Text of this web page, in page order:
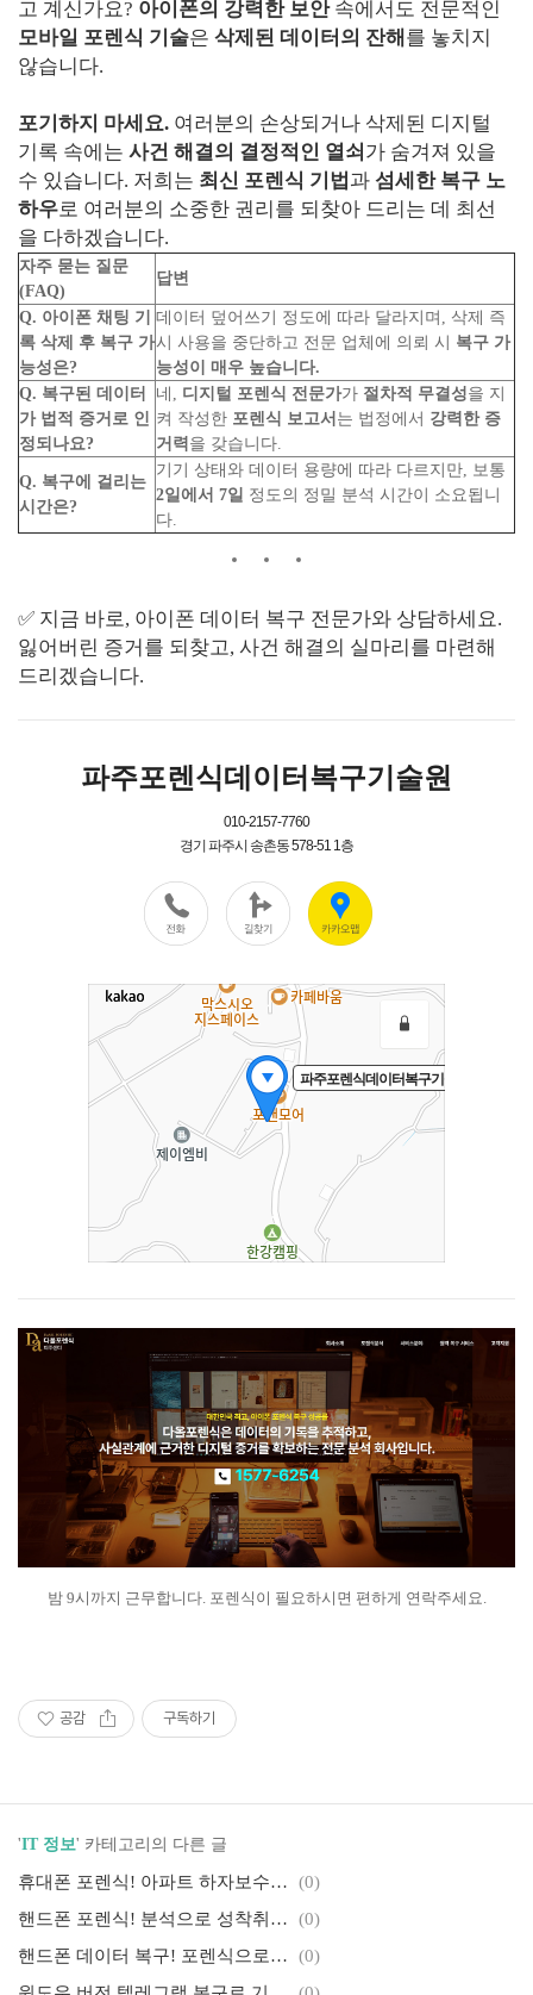
고 계신가요? 아이폰의 강력한 보안속에서도 전문적인
모바일 포렌식 기술은 삭제된 데이터의 잔해 를 놓치지
않습니다.
포기하지 마세요. 여러분의 손상되거나 삭제된 디지털
기록 속에는 사건 해결의 결정적인 열쇠 가 숨겨져 있을
수 있습니다. 저희는 최신 포렌식 기법 과 섬세한 복구 노
하우로 여러분의 소중한 권리를 되찾아 드리는 데 최선
을 다하겠습니다.
자주 묻는 질문
(FAQ)
답변
Q. 아이폰 채팅 기
록 삭제 후 복구 가
능성은?
데이터 덮어쓰기 정도에 따라 달라지며, 삭제 즉
시 사용을 중단하고 전문 업체에 의뢰 시 복구 가
능성이 매우 높습니다.
Q. 복구된 데이터
가 법적 증거로 인
정되나요?
네, 디지털 포렌식 전문가가 절차적 무결성을 지
켜 작성한 포렌식 보고서 는 법정에서 강력한 증
거력 을 갖습니다.
Q. 복구에 걸리는
시간은?
기기 상태와 데이터 용량에 따라 다르지만, 보통
2일에서 7일 정도의 정밀 분석 시간이 소요됩니
다.
✅ 지금 바로, 아이폰 데이터 복구 전문가와 상담하세요.
잃어버린 증거를 되찾고, 사건 해결의 실마리를 마련해
드리겠습니다.
밤 9시까지 근무합니다. 포렌식이 필요하시면 편하게 연락주세요.
공감 구독하기
'IT 정보' 카테고리의 다른 글
휴대폰 포렌식! 아파트 하자보수 소송 승소한 실제 사례와 증거 확보 전략
(0)
핸드폰 포렌식! 분석으로 성착취물 제작 및 배포 사건을 해결한 스토리
(0)
핸드폰 데이터 복구! 포렌식으로 꽃뱀 사기 사건 해결한 스토리
(0)